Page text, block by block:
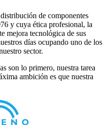
de componentes
y cuya ética profesional, la
mejora tecnológica de sus
días ocupando uno de los
sector.
son lo primero, nuestra tarea
ambición es que nuestra